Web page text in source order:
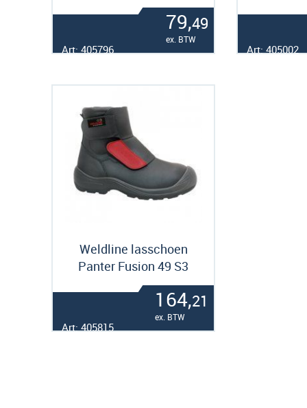
79,49
ex. BTW
Art: 405796 Art: 405002
Weldline lasschoen
Panter Fusion 49 S3
164,21
ex. BTW
Art: 405815